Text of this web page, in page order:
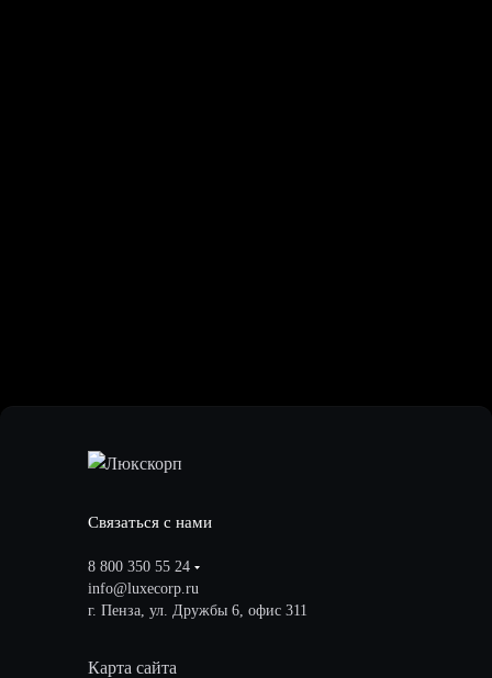
Связаться с нами
8 800 350 55 24
info@luxecorp.ru
г. Пенза, ул. Дружбы 6, офис 311
Карта сайта